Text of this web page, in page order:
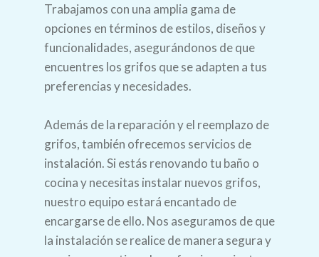
Trabajamos con una amplia gama de
opciones en términos de estilos, diseños y
funcionalidades, asegurándonos de que
encuentres los grifos que se adapten a tus
preferencias y necesidades.
Además de la reparación y el reemplazo de
grifos, también ofrecemos servicios de
instalación. Si estás renovando tu baño o
cocina y necesitas instalar nuevos grifos,
nuestro equipo estará encantado de
encargarse de ello. Nos aseguramos de que
la instalación se realice de manera segura y